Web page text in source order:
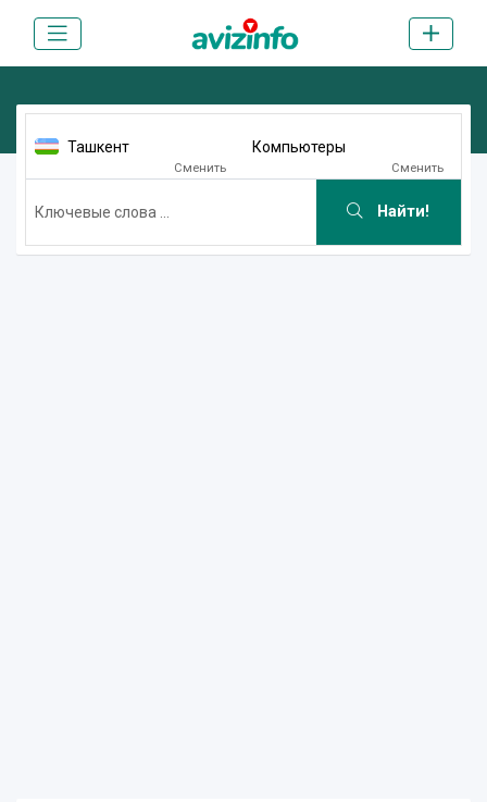
Ташкент
Сменить
Компьютеры
Сменить
Найти!